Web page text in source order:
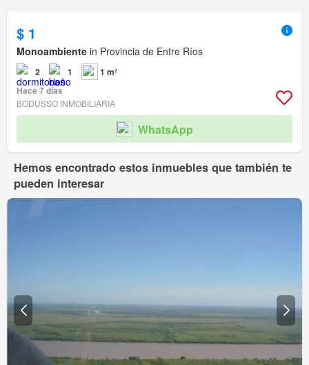
$ 1
Monoambiente in Provincia de Entre Ríos
2 1
1 m²
Hace 7 días
BODUSSO INMOBILIARIA
WhatsApp
Hemos encontrado estos inmuebles que también te
pueden interesar